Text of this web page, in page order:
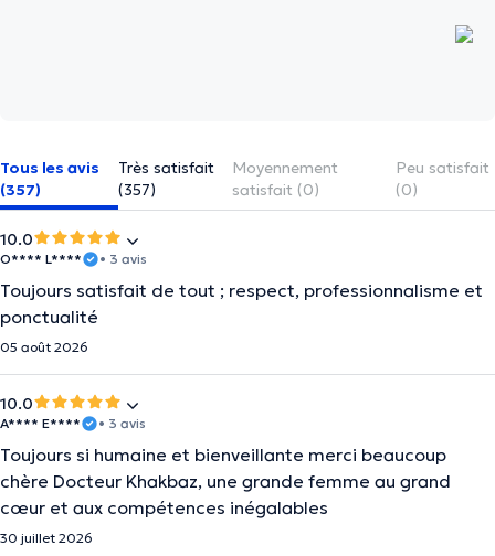
Tous les avis
(357)
Très satisfait
(357)
Moyennement
satisfait (0)
Peu satisfait
(0)
10.0
O**** L**** • 3 avis
Toujours satisfait de tout ; respect, professionnalisme et
ponctualité
05 août 2026
10.0
A**** E**** • 3 avis
Toujours si humaine et bienveillante merci beaucoup
chère Docteur Khakbaz, une grande femme au grand
cœur et aux compétences inégalables
30 juillet 2026